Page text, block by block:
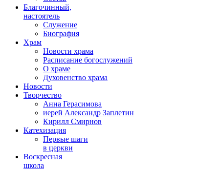
Благочинный,
настоятель
Служение
Биография
Храм
Новости храма
Расписание богослужений
О храме
Духовенство храма
Новости
Творчество
Анна Герасимова
иерей Александр Заплетин
Кирилл Смирнов
Катехизация
Первые шаги
в церкви
Воскресная
школа